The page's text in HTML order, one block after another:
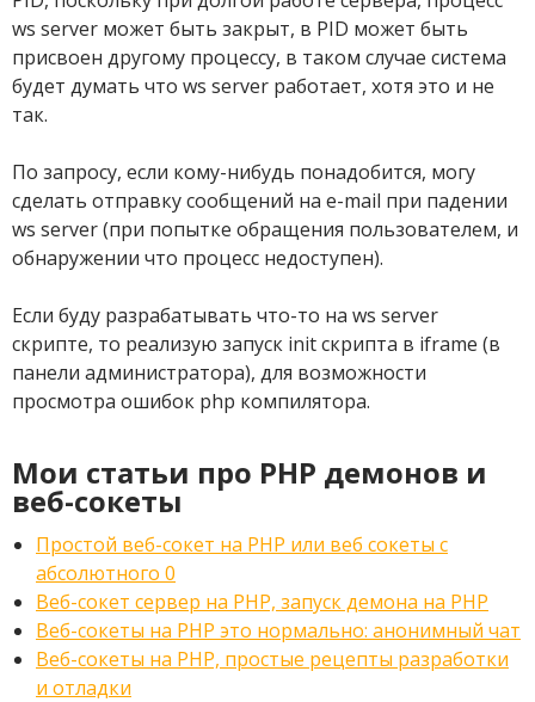
ws server может быть закрыт, в PID может быть
присвоен другому процессу, в таком случае система
будет думать что ws server работает, хотя это и не
так.
По запросу, если кому-нибудь понадобится, могу
сделать отправку сообщений на e-mail при падении
ws server (при попытке обращения пользователем, и
обнаружении что процесс недоступен).
Если буду разрабатывать что-то на ws server
скрипте, то реализую запуск init скрипта в iframe (в
панели администратора), для возможности
просмотра ошибок php компилятора.
Мои статьи про PHP демонов и
веб-сокеты
Простой веб-сокет на PHP или веб сокеты с
абсолютного 0
Веб-сокет сервер на PHP, запуск демона на PHP
Веб-сокеты на PHP это нормально: анонимный чат
Веб-сокеты на PHP, простые рецепты разработки
и отладки